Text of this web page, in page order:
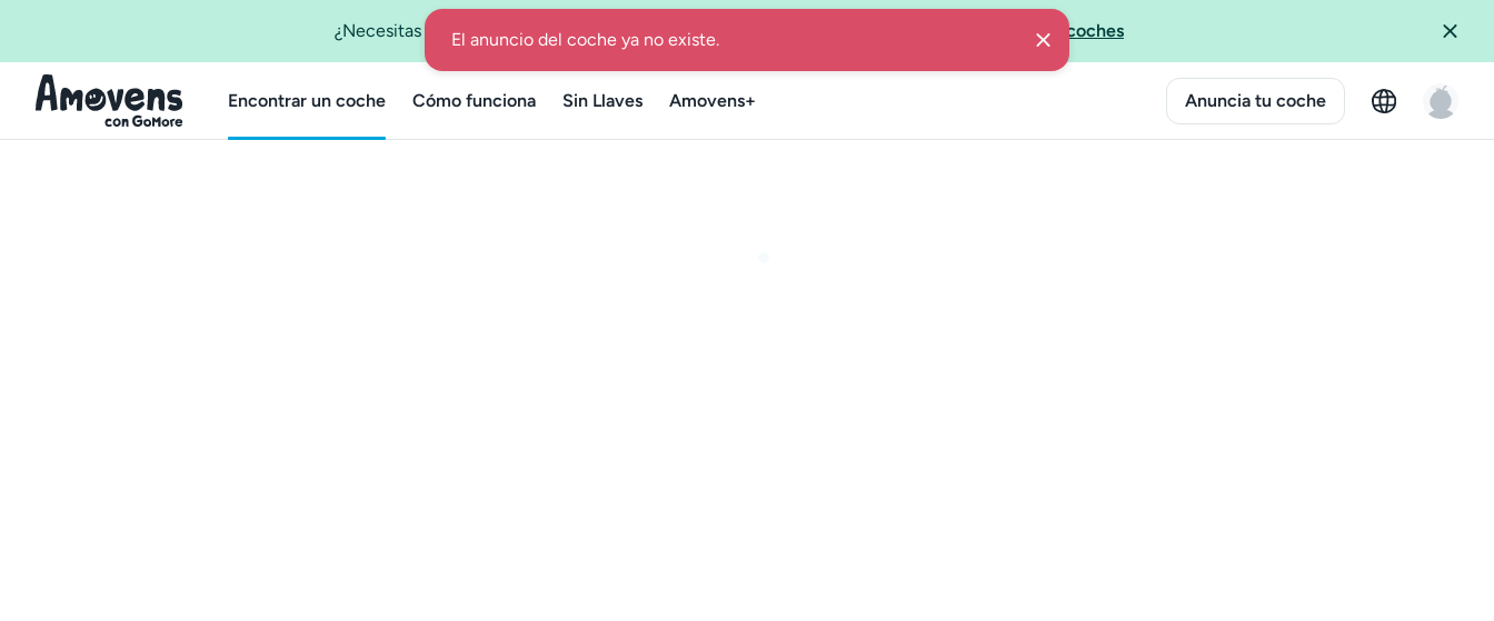
¿Necesitas un coche de renting por 12 o 24 meses con todo incluido y entrega rápida? Ver coches
Encontrar un coche Cómo funciona Sin Llaves Amovens+ Anuncia tu coche